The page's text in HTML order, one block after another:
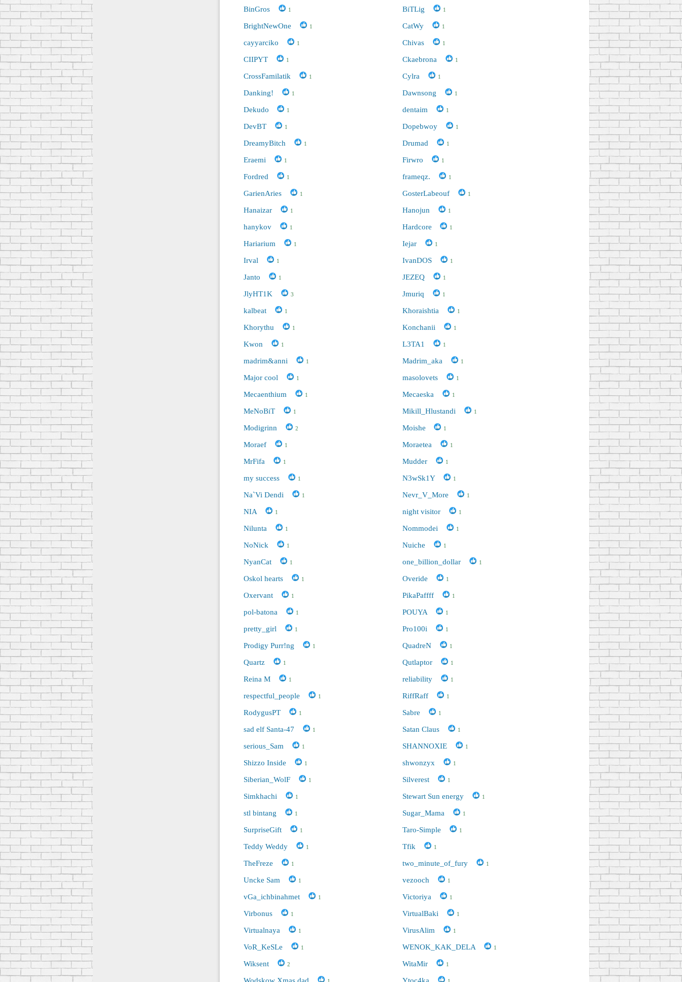
BinGros 1 BiTLig 1
BrightNewOne 1 CatWy 1
cayyarciko 1 Chivas 1
CIIPYT 1 Ckaebrona 1
CrossFamilatik 1 Cylra 1
Danking! 1 Dawnsong 1
Dekudo 1 dentaim 1
DevBT 1 Dopebwoy 1
DreamyBitch 1 Drumad 1
Eraemi 1 Firwro 1
Fordred 1 frameqz. 1
GarienAries 1 GosterLabeouf 1
Hanaizar 1 Hanojun 1
hanykov 1 Hardcore 1
Hariarium 1 Iejar 1
Irval 1 IvanDOS 1
Janto 1 JEZEQ 1
JlyHT1K 3 Jmuriq 1
kalbeat 1 Khoraishtia 1
Khorythu 1 Konchanii 1
Kwon 1 L3TA1 1
madrim&anni 1 Madrim_aka 1
Major cool 1 masolovets 1
Mecaenthium 1 Mecaeska 1
MeNoBiT 1 Mikill_Hlustandi 1
Modigrinn 2 Moishe 1
Moraef 1 Moraetea 1
MrFifa 1 Mudder 1
my success 1 N3wSk1Y 1
Na`Vi Dendi 1 Nevr_V_More 1
NIA 1 night visitor 1
Nilunta 1 Nommodei 1
NoNick 1 Nuiche 1
NyanCat 1 one_billion_dollar 1
Oskol hearts 1 Overide 1
Oxervant 1 PikaPaffff 1
pol-batona 1 POUYA 1
pretty_girl 1 Pro100i 1
Prodigy Purr!ng 1 QuadreN 1
Quartz 1 Qutlaptor 1
Reina M 1 reliability 1
respectful_people 1 RiffRaff 1
RodygusPT 1 Sabre 1
sad elf Santa-47 1 Satan Claus 1
serious_Sam 1 SHANNOXIE 1
Shizzo Inside 1 shwonzyx 1
Siberian_WolF 1 Silverest 1
Simkhachi 1 Stewart Sun energy 1
stl bintang 1 Sugar_Mama 1
SurpriseGift 1 Taro-Simple 1
Teddy Weddy 1 Tfik 1
TheFreze 1 two_minute_of_fury 1
Uncke Sam 1 vezooch 1
vGa_ichbinahmet 1 Victoriya 1
Virbonus 1 VirtualBaki 1
Virtualnaya 1 VirusAlim 1
VoR_KeSLe 1 WENOK_KAK_DELA 1
Wiksent 2 WitaMir 1